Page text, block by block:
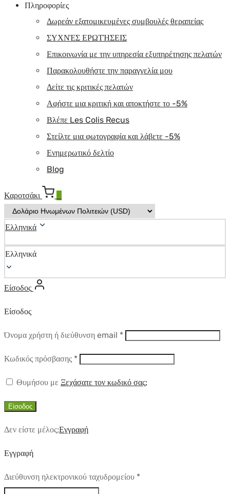
Πληροφορίες
Δωρεάν εξατομικευμένες συμβουλές θεραπείας
ΣΥΧΝΈΣ ΕΡΩΤΉΣΕΙΣ
Επικοινωνία με την υπηρεσία εξυπηρέτησης πελατών
Παρακολουθήστε την παραγγελία μου
Δείτε τις κριτικές πελατών
Αφήστε μια κριτική και αποκτήστε το -5%
Βλέπε Les Colis Recus
Στείλτε μια φωτογραφία και λάβετε -5%
Ενημερωτικό δελτίο
Blog
Καροτσάκι
Ελληνικά
Ελληνικά
Είσοδος
Είσοδος
Όνομα χρήστη ή διεύθυνση email *Απαιτούμενο
Κωδικός πρόσβασης *Απαιτούμενο
Θυμήσου με Ξεχάσατε τον κωδικό σας;
Είσοδος
Δεν είστε μέλος;Εγγραφή
Εγγραφή
Διεύθυνση ηλεκτρονικού ταχυδρομείου *Απαιτούμενο